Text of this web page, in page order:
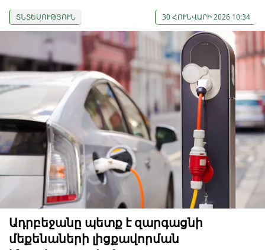
ՏՆՏԵՍՈՒԹՅՈՒՆ 30 ՀՈՒՆՎԱՐԻ 2026 10:34
Ադրբեջանը պետք է զարգացնի
մեքենաների լիցքավորման